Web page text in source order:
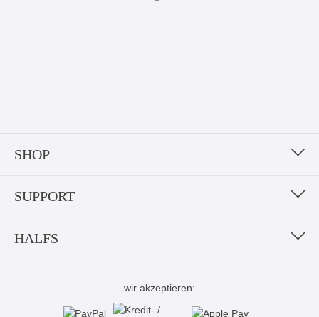
SHOP
SUPPORT
HALFS
wir akzeptieren: